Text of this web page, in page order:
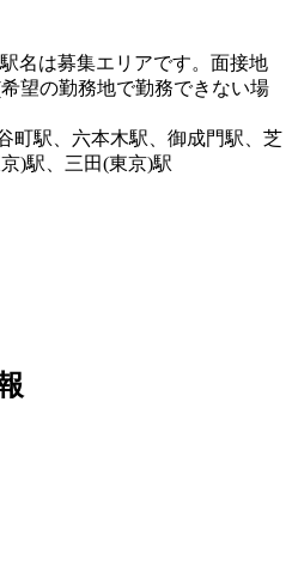
名は募集エリアです。面接地
望の勤務地で勤務できない場
町駅、六本木駅、御成門駅、芝
)駅、三田(東京)駅